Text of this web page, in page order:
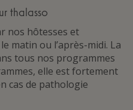
thalasso
nos hôtesses et
matin ou l’après-midi. La
tous nos programmes
elle est fortement
cas de pathologie